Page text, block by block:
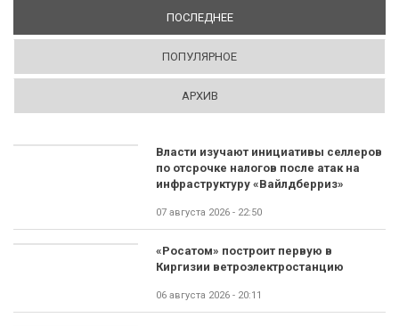
ПОСЛЕДНЕЕ(АКТИВНАЯ ВКЛАДКА)
ПОПУЛЯРНОЕ
АРХИВ
Власти изучают инициативы селлеров
по отсрочке налогов после атак на
инфраструктуру «Вайлдберриз»
07 августа 2026 - 22:50
«Росатом» построит первую в
Киргизии ветроэлектростанцию
06 августа 2026 - 20:11